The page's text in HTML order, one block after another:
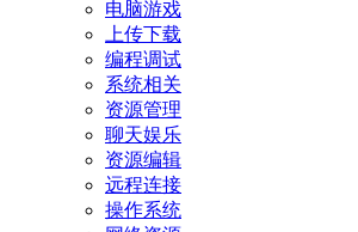
电脑游戏
上传下载
编程调试
系统相关
资源管理
聊天娱乐
资源编辑
远程连接
操作系统